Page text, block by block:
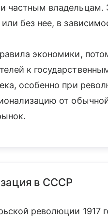
частным владельцам.
без нее, в
экономики,
к
особенно при
от
в СССР
революции 1917